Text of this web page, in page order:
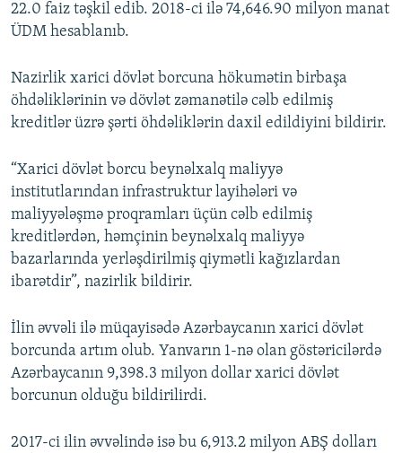
22.0 faiz təşkil edib. 2018-ci ilə 74,646.90 milyon manat
ÜDM hesablanıb.
Nazirlik xarici dövlət borcuna hökumətin birbaşa
öhdəliklərinin və dövlət zəmanətilə cəlb edilmiş
kreditlər üzrə şərti öhdəliklərin daxil edildiyini bildirir.
“Xarici dövlət borcu beynəlxalq maliyyə
institutlarından infrastruktur layihələri və
maliyyələşmə proqramları üçün cəlb edilmiş
kreditlərdən, həmçinin beynəlxalq maliyyə
bazarlarında yerləşdirilmiş qiymətli kağızlardan
ibarətdir”, nazirlik bildirir.
İlin əvvəli ilə müqayisədə Azərbaycanın xarici dövlət
borcunda artım olub. Yanvarın 1-nə olan göstəricilərdə
Azərbaycanın 9,398.3 milyon dollar xarici dövlət
borcunun olduğu bildirilirdi.
2017-ci ilin əvvəlində isə bu 6,913.2 milyon ABŞ dolları